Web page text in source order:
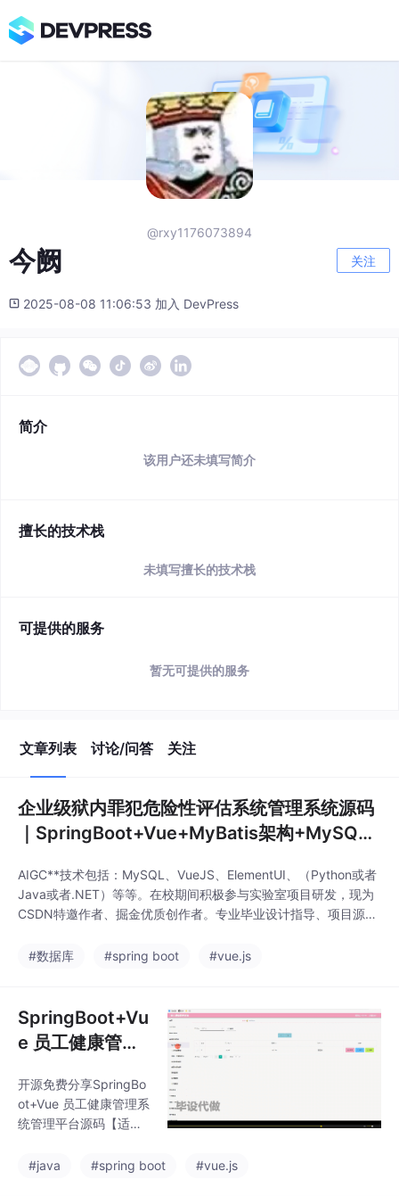
@rxy1176073894
今阙 关注
2025-08-08 11:06:53 加入 DevPress
简介
该用户还未填写简介
擅长的技术栈
未填写擅长的技术栈
可提供的服务
暂无可提供的服务
文章列表 讨论/问答 关注
企业级狱内罪犯危险性评估系统管理系统源码
｜SpringBoot+Vue+MyBatis架构+MySQL
AIGC**技术包括：MySQL、VueJS、ElementUI、（Python或者
Java或者.NET）等等。在校期间积极参与实验室项目研发，现为
CSDN特邀作者、掘金优质创作者。专业毕业设计指导、项目源码
术帮助。Boot框架、前后端分离技术及常见毕设项目实现。遇见即
#数据库 #spring boot #vue.js
SpringBoot+Vu
e 员工健康管理
码【适合毕设/课
设/学习】Java+
开源免费分享SpringBo
ot+Vue 员工健康管理系
统管理平台源码【适合
+MySQL可提供说明文
#java #spring boot #vue.js